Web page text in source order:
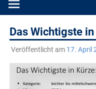
Das Wichtigste
Veröffentlicht am 17. April